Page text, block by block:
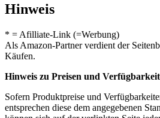
Hinweis
* = Afilliate-Link (=Werbung)
Als Amazon-Partner verdient der
Käufen.
Hinweis zu Preisen und
Sofern Produktpreise und
entsprechen diese dem angegebenen